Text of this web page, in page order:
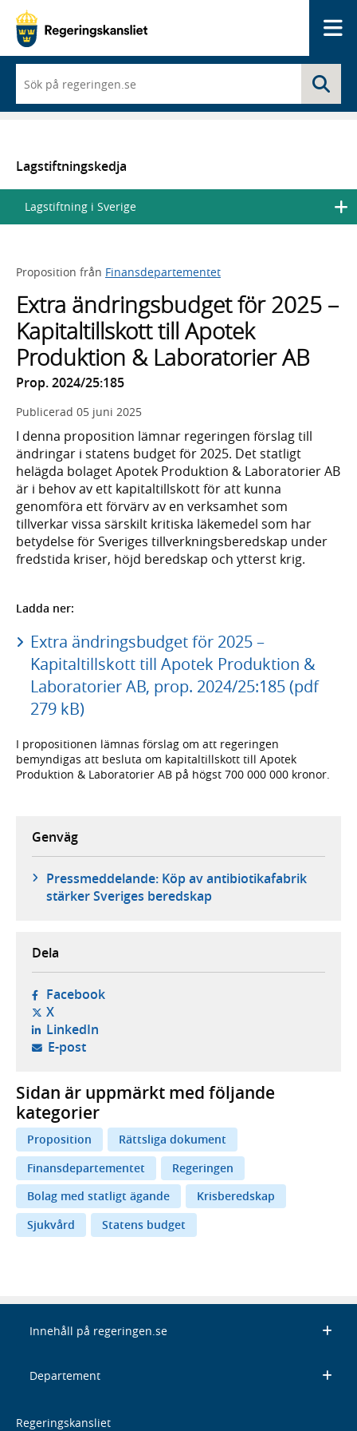
du
börjar
skriva
en
lista
med
sökförslag
Lagstiftningskedja
Lagstiftning i Sverige
Proposition från Finansdepartementet
Extra ändringsbudget för 2025 –
Kapitaltillskott till Apotek
Produktion & Laboratorier AB
Prop. 2024/25:185
Publicerad 05 juni 2025
I denna proposition lämnar regeringen förslag till
ändringar i statens budget för 2025. Det statligt
helägda bolaget Apotek Produktion & Laboratorier AB
är i behov av ett kapitaltillskott för att kunna
genomföra ett förvärv av en verksamhet som
tillverkar vissa särskilt kritiska läkemedel som har
betydelse för Sveriges tillverkningsberedskap under
fredstida kriser, höjd beredskap och ytterst krig.
Ladda ner:
Extra ändringsbudget för 2025 –
Kapitaltillskott till Apotek Produktion &
Laboratorier AB, prop. 2024/25:185 (pdf
279 kB)
I propositionen lämnas förslag om att regeringen
bemyndigas att besluta om kapitaltillskott till Apotek
Produktion & Laboratorier AB på högst 700 000 000 kronor.
Genväg
Pressmeddelande: Köp av antibiotikafabrik
stärker Sveriges beredskap
Dela
Facebook- öppnas i ny flik, extern webbplats,
X- öppnas i ny flik, extern webbplats,
LinkedIn- öppnas i ny flik, extern webbplats,
E-post- öppnar din e-postklient,
Sidan är uppmärkt med följande
kategorier
Proposition
Rättsliga dokument
Finansdepartementet
Regeringen
Bolag med statligt ägande
Krisberedskap
Sjukvård
Statens budget
Innehåll på regeringen.se
Departement
Regeringskansliet